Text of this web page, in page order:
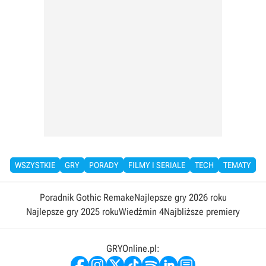
WSZYSTKIE GRY PORADY FILMY I SERIALE TECH TEMATY
Poradnik Gothic RemakeNajlepsze gry 2026 roku
Najlepsze gry 2025 rokuWiedźmin 4Najbliższe premiery
GRYOnline.pl: